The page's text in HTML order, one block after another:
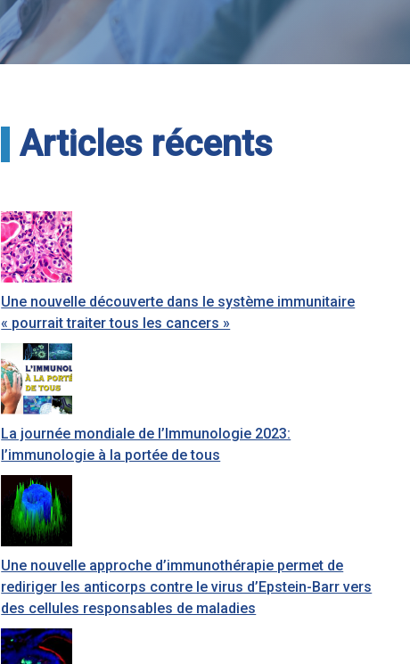
Articles récents
Une nouvelle découverte dans le système immunitaire
« pourrait traiter tous les cancers »
La journée mondiale de l’Immunologie 2023:
l’immunologie à la portée de tous
Une nouvelle approche d’immunothérapie permet de
rediriger les anticorps contre le virus d’Epstein-Barr vers
des cellules responsables de maladies